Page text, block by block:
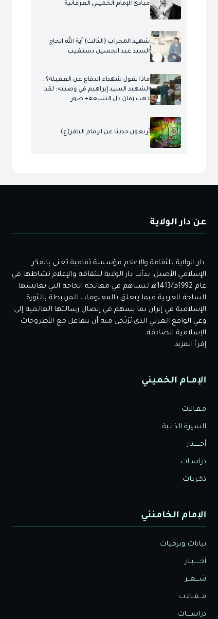
مبادئ الإمام الخميني العرفانية
شهيد المحراب (الثالث) آية الله الحاج
السيد عبد الحسين دستغيب
ماذا يقول شهداء الدفاع عن العقيلة؟..
الشهيد السيد إبراهيم في وصيته: لقد
ذهب زمان ذل الشيعة+ صور
أربعون حديثا عن الإمام الباقر(ع)
عن دار الولاية
دار الولاية للثقافة والإعلام مؤسسة ثقافية تعني بالفكر
الإسلامي الأصيل. بدأت دار الولاية للثقافة والإعلام نشاطها في
عام 1992م/1413هـ لتساهم في معالجة الحاجة التي تعايشها
الساحة العربية فيما يتعلق بالمعلومات المرتبطة بالثورة
الإسلامية في إيران بما يسهم في إيصال رسالتها العالمية إلى
وعي الواقع العربي الذي يُرْتَجى منه أن يتفاعل مع الأطروحات
الإسلامية الصادقة.
إقرأ المزيد...
الإمـام الخميني
مـقـالات
السيرة الذاتية
أخــــــبار
دراسـات
ذكـريـات
الإمام الخامنئي
بيانات وبرقيات
أخــــــبــار
شــــعــر
مـــقــالات
دراســــات